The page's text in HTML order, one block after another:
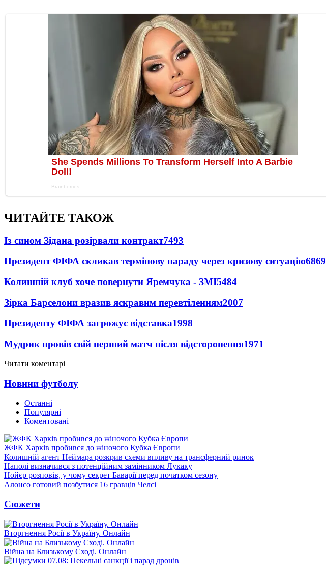
ЧИТАЙТЕ ТАКОЖ
Із сином Зідана розірвали контракт7493
Президент ФІФА скликав термінову нараду через кризову ситуацію6869
Колишній клуб хоче повернути Яремчука - ЗМІ5484
Зірка Барселони вразив яскравим перевтіленням2007
Президенту ФІФА загрожує відставка1998
Мудрик провів свій перший матч після відсторонення1971
Читати коментарі
Новини футболу
Останні
Популярні
Коментовані
ЖФК Харків пробився до жіночого Кубка Європи
Колишній агент Неймара розкрив схеми впливу на трансферний ринок
Наполі визначився з потенційним замінником Лукаку
Нойєр розповів, у чому секрет Баварії перед початком сезону
Алонсо готовий позбутися 16 гравців Челсі
Сюжети
Вторгнення Росії в Україну. Онлайн
Війна на Близькому Сході. Онлайн